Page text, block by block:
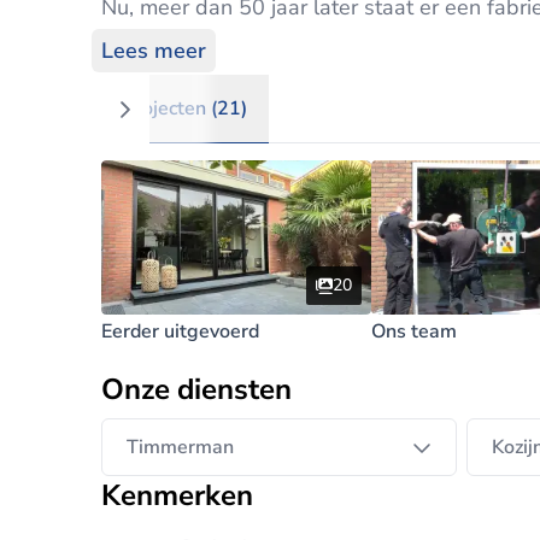
Nu, meer dan 50 jaar later staat er een
Maanderbroek). Het is een bedrijf met 50
iedereen tijdens kantooruren van harte
geheel met eigen personeel de plaatsing
binnenafwerking.
Lees meer
Projecten (21)
20
Eerder uitgevoerd Ons team
Onze diensten
Timmerman
Kenmerken